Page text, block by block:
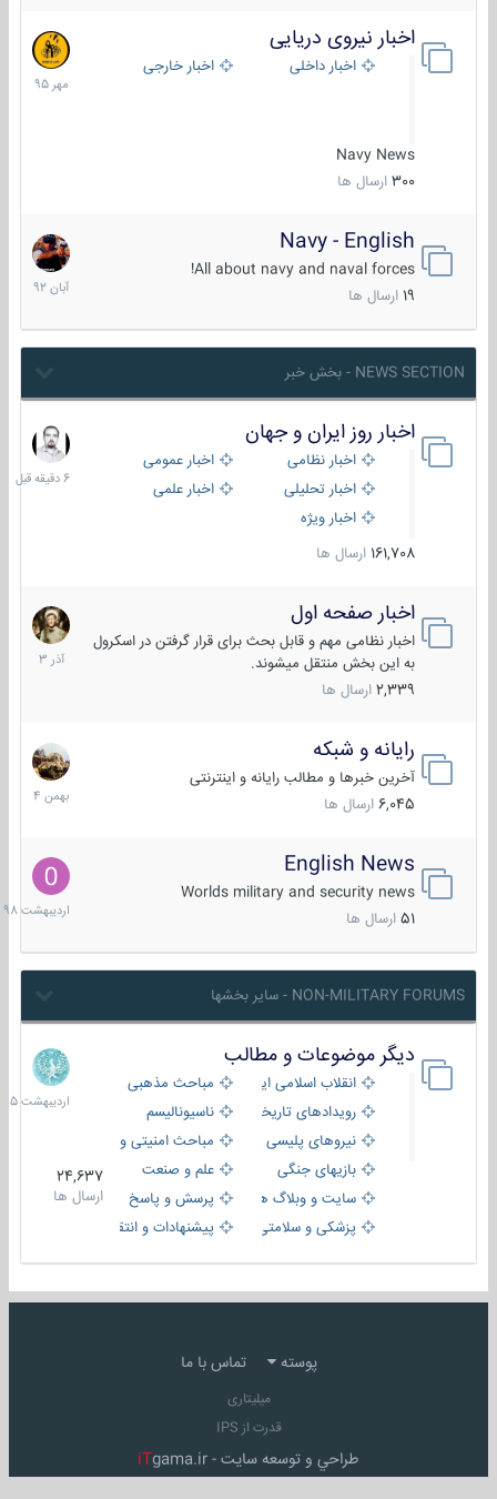
اخبار نیروی دریایی
اخبار داخلی اخبار خارجی
Navy News
300 ارسال ها
27
مهر
1395
Navy - English
All about navy and naval forces!
ارسال ها
22
آبان
1392
NEWS SECTION - بخش خبر
اخبار روز ایران و جهان
اخبار نظامی
اخبار عمومی
اخبار تحلیلی
اخبار علمی
اخبار ویژه
161,708 ارسال ها
6
دقیقه
قبل
اخبار صفحه اول
اخبار نظامی مهم و قابل بحث برای قرار گرفتن در اسکرول
به این بخش منتقل میشوند.
2,339 ارسال ها
7
آذر
1403
رایانه و شبکه
آخرین خبرها و مطالب رایانه و اینترنتی
6,045 ارسال ها
30
بهمن
1404
English News
Worlds military and security news
51 ارسال ها
10
1398
NON-MILITARY FORUMS - سایر بخشها
دیگر موضوعات و مطالب
انقلاب اسلامی ایران
مباحث مذهبی
رویدادهای تاریخی و مذهبیناسیونالیسم
نیروهای پلیسی
مباحث امنیتی و اطلاعاتی
بازیهای جنگی
علم و صنعت
سایت و وبلاگ ها
پرسش و پاسخ
پزشکی و سلامتی
پیشنهادات و انتقادات
24,637
ارسال ها
8
1405
پوسته تماس با ما
میلیتاری
قدرت از IPS
طراحي و توسعه سايت - iTgama.ir